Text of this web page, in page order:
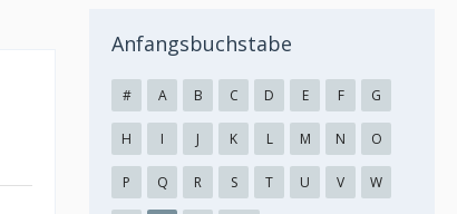
Anfangsbuchstabe
# A B C D E F G
H I J K L M N O
P Q R S T U V W